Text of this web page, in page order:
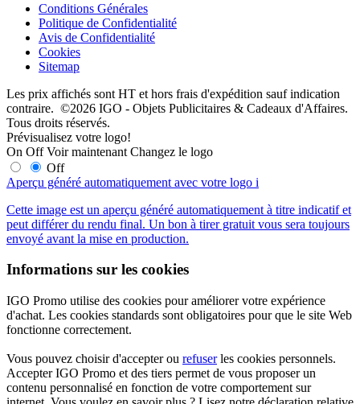
Conditions Générales
Politique de Confidentialité
Avis de Confidentialité
Cookies
Sitemap
Les prix affichés sont HT et hors frais d'expédition sauf indication
contraire. ©2026 IGO - Objets Publicitaires & Cadeaux d'Affaires.
Tous droits réservés.
Prévisualisez votre logo!
On Off Voir maintenant Changez le logo
Off
Aperçu généré automatiquement avec votre logo i
Cette image est un aperçu généré automatiquement à titre indicatif et
peut différer du rendu final. Un bon à tirer gratuit vous sera toujours
envoyé avant la mise en production.
Informations sur les cookies
IGO Promo utilise des cookies pour améliorer votre expérience
d'achat. Les cookies standards sont obligatoires pour que le site Web
fonctionne correctement.
Vous pouvez choisir d'accepter ou refuserles cookies personnels.
Accepter IGO Promo et des tiers permet de vous proposer un
contenu personnalisé en fonction de votre comportement sur